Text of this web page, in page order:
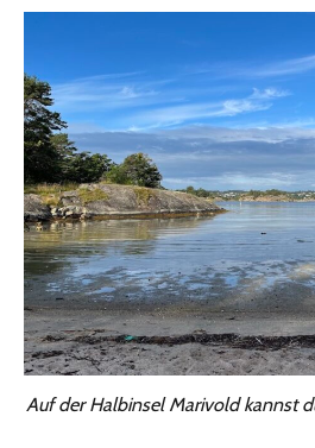
Auf der Halbinsel Marivold kannst